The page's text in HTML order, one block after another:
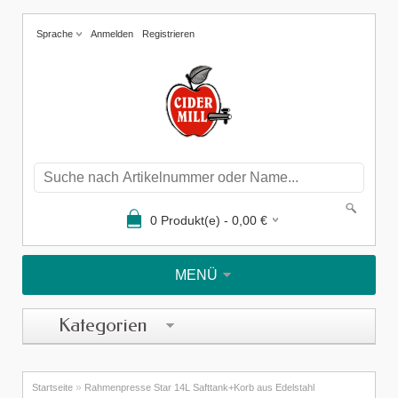
Sprache Anmelden Registrieren
0 Produkt(e) - 0,00 €
MENÜ
Kategorien
Startseite » Rahmenpresse Star 14L Safttank+Korb aus Edelstahl